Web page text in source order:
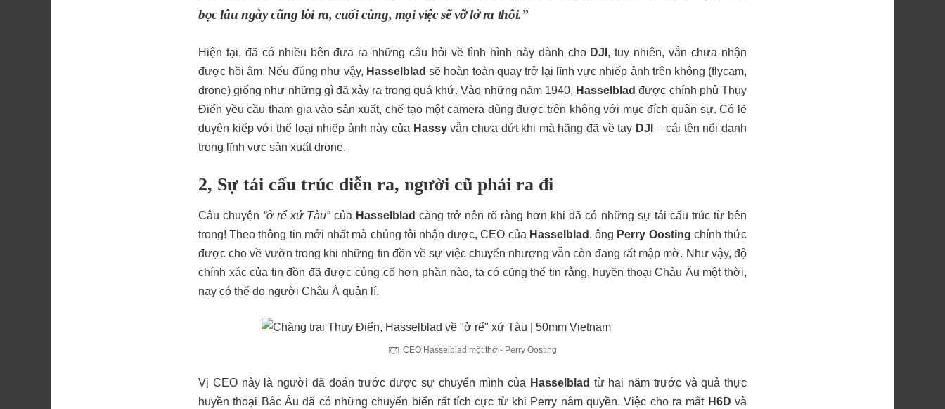
bọc lâu ngày cũng lòi ra, cuối cùng, mọi việc sẽ vỡ lở ra thôi.”
Hiện tại, đã có nhiều bên đưa ra những câu hỏi về tình hình này dành cho DJI , tuy nhiên, vẫn chưa nhận
được hồi âm. Nếu đúng như vậy, Hasselblad sẽ hoàn toàn quay trở lại lĩnh vực nhiếp ảnh trên không (flycam,
drone) giống như những gì đã xảy ra trong quá khứ. Vào những năm 1940, Hasselblad được chính phủ Thụy
Điển yều cầu tham gia vào sản xuất, chế tạo một camera dùng được trên không với mục đích quân sự. Có lẽ
duyên kiếp với thể loại nhiếp ảnh này của Hassyvẫn chưa dứt khi mà hãng đã về tay DJI – cái tên nổi danh
trong lĩnh vực sản xuất drone.
2, Sự tái cấu trúc diễn ra, người cũ phải ra đi
Câu chuyện “ở rể xứ Tàu”của Hasselblad càng trở nên rõ ràng hơn khi đã có những sự tái cấu trúc từ bên
trong! Theo thông tin mới nhất mà chúng tôi nhận được, CEO của Hasselblad , ông Perry Oosting chính thức
được cho về vườn trong khi những tin đồn về sự việc chuyển nhượng vẫn còn đang rất mập mờ. Như vậy, độ
chính xác của tin đồn đã được củng cố hơn phần nào, ta có cũng thể tin rằng, huyền thoại Châu Âu một thời,
nay có thể do người Châu Á quản lí.
CEO Hasselblad một thời- Perry Oosting
Vị CEO này là người đã đoán trước được sự chuyển mình của Hasselblad từ hai năm trước và quả thực
huyền thoại Bắc Âu đã có những chuyến biến rất tích cực từ khi Perry nắm quyền. Việc cho ra mắtH6D và